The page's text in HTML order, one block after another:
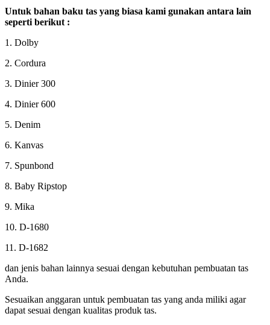
Untuk bahan baku tas yang biasa kami gunakan antara lain
seperti berikut :
1. Dolby
2. Cordura
3. Dinier 300
4. Dinier 600
5. Denim
6. Kanvas
7. Spunbond
8. Baby Ripstop
9. Mika
10. D-1680
11. D-1682
dan jenis bahan lainnya sesuai dengan kebutuhan pembuatan tas
Anda.
Sesuaikan anggaran untuk pembuatan tas yang anda miliki agar
dapat sesuai dengan kualitas produk tas.